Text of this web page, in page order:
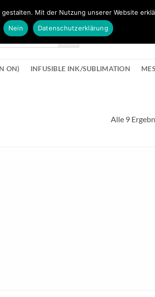
ON) INFUSIBLE INK/SUBLIMATION
Alle 9
Mit der Nutzung unserer Website
Nein Datenschutzerklärung